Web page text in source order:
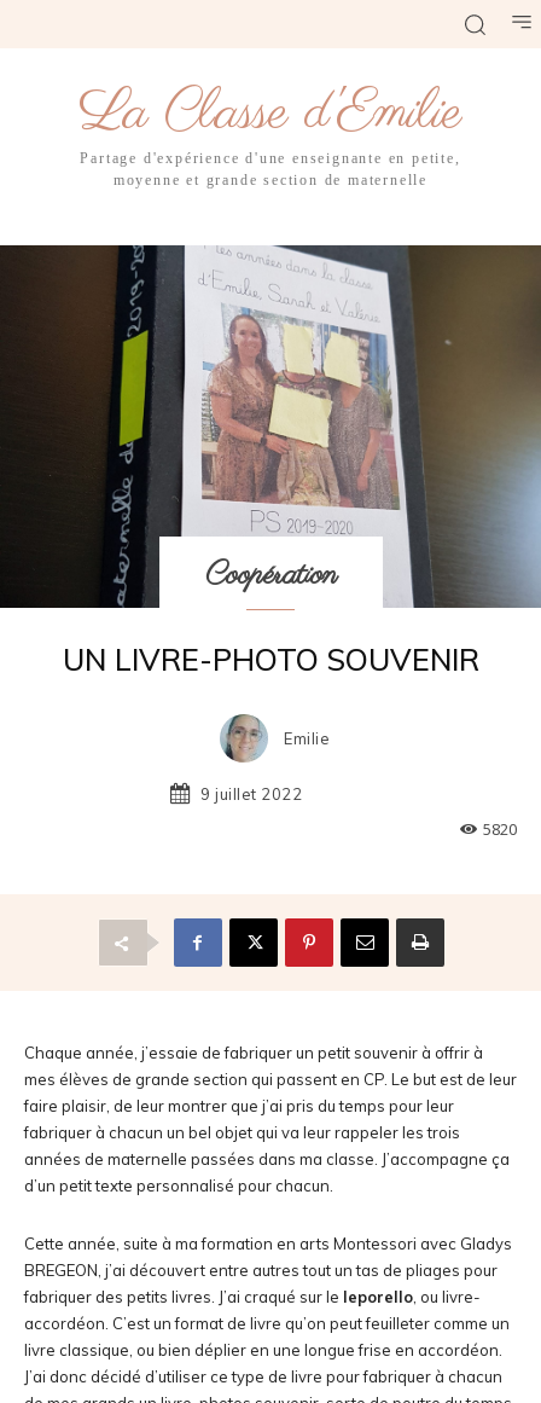
La Classe d'Emilie
Partage d'expérience d'une enseignante en petite,
moyenne et grande section de maternelle
Coopération
UN LIVRE-PHOTO SOUVENIR
Emilie
5820
9 juillet 2022
Chaque année, j’essaie de fabriquer un petit souvenir à offrir à
mes élèves de grande section qui passent en CP. Le but est de leur
faire plaisir, de leur montrer que j’ai pris du temps pour leur
fabriquer à chacun un bel objet qui va leur rappeler les trois
années de maternelle passées dans ma classe. J’accompagne ça
d’un petit texte personnalisé pour chacun.
Cette année, suite à ma formation en arts Montessori avec Gladys
BREGEON, j’ai découvert entre autres tout un tas de pliages pour
fabriquer des petits livres. J’ai craqué sur le leporello , ou livre-
accordéon. C’est un format de livre qu’on peut feuilleter comme un
livre classique, ou bien déplier en une longue frise en accordéon.
J’ai donc décidé d’utiliser ce type de livre pour fabriquer à chacun